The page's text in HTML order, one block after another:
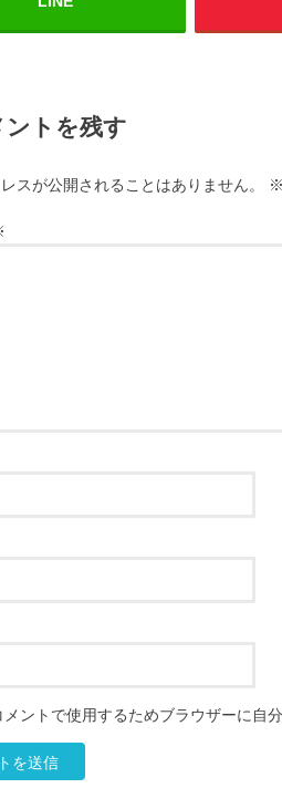
ントを残す
スが公開されることはありません。 ※
メントで使用するためブラウザーに自